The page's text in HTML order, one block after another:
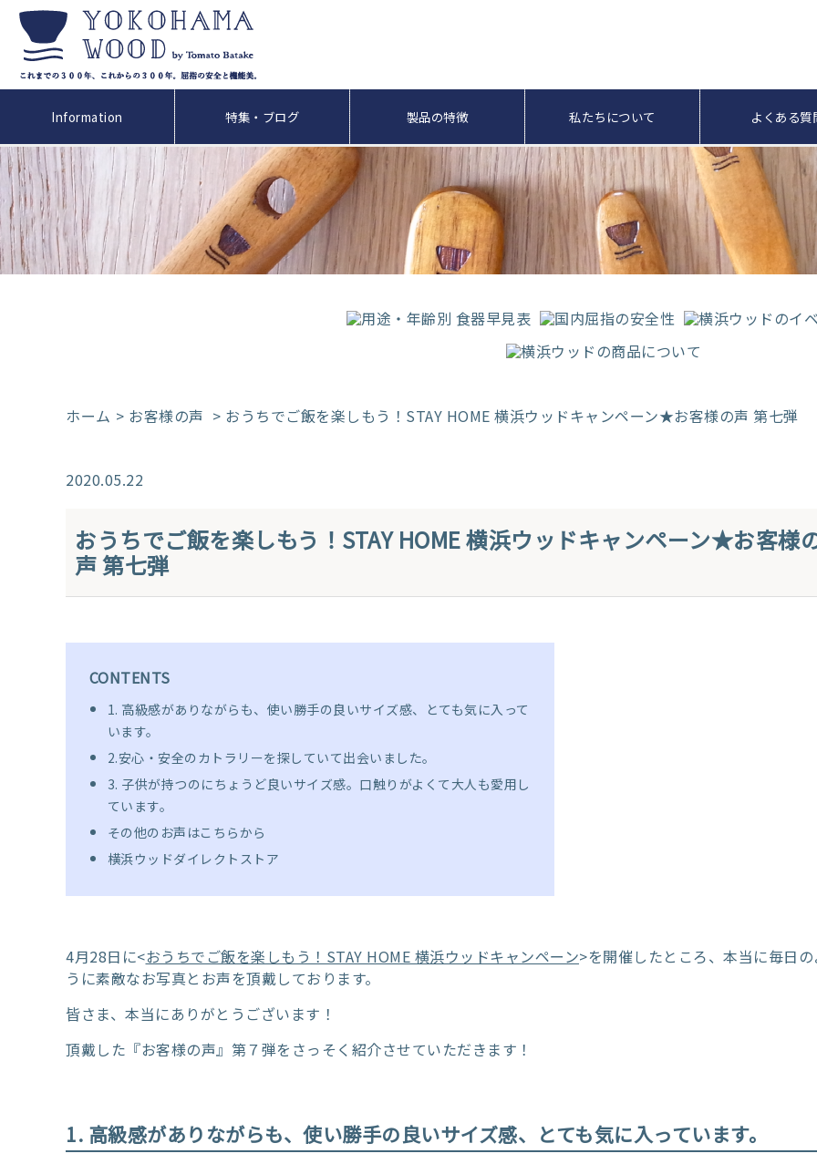
Information 特集・ブログ 製品の特徴 私たちについて よくある質
ホーム お客様の声 > おうちでご飯を楽しもう！STAY HOME 横浜ウッドキャンペーン★お客様の声 第七弾
2020.05.22
おうちでご飯を楽しもう！STAY HOME 横浜ウッドキャンペーン★お客様
声 第七弾
CONTENTS
1. 高級感がありながらも、使い勝手の良いサイズ感、とても気に入って
います。
2.安心・安全のカトラリーを探していて出会いました。
3. 子供が持つのにちょうど良いサイズ感。口触りがよくて大人も愛用し
ています。
その他のお声はこちらから
横浜ウッドダイレクトストア
4月28日に<おうちでご飯を楽しもう！STAY HOME 横浜ウッドキャンペーン>を開催したところ、本当に毎日
うに素敵なお写真とお声を頂戴しております。
皆さま、本当にありがとうございます！
頂戴した『お客様の声』第７弾をさっそく紹介させていただきます！
1. 高級感がありながらも、使い勝手の良いサイズ感、とても気に入っています。